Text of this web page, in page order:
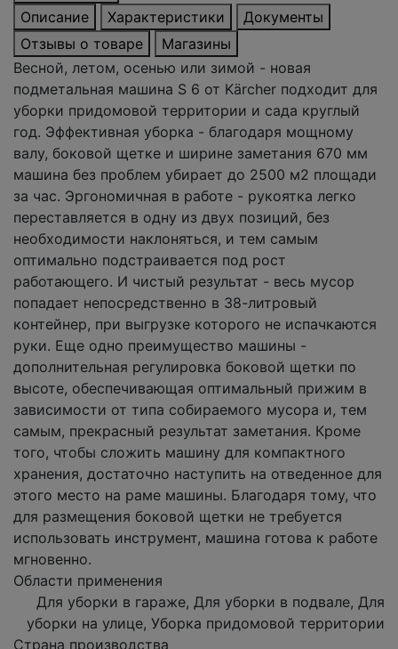
Описание
Характеристики
Документы
Отзывы о товаре
Магазины
Весной, летом, осенью или зимой - новая
подметальная машина S 6 от Kärcher подходит для
уборки придомовой территории и сада круглый
год. Эффективная уборка - благодаря мощному
валу, боковой щетке и ширине заметания 670 мм
машина без проблем убирает до 2500 м2 площади
за час. Эргономичная в работе - рукоятка легко
переставляется в одну из двух позиций, без
необходимости наклоняться, и тем самым
оптимально подстраивается под рост
работающего. И чистый результат - весь мусор
попадает непосредственно в 38-литровый
контейнер, при выгрузке которого не испачкаются
руки. Еще одно преимущество машины -
дополнительная регулировка боковой щетки по
высоте, обеспечивающая оптимальный прижим в
зависимости от типа собираемого мусора и, тем
самым, прекрасный результат заметания. Кроме
того, чтобы сложить машину для компактного
хранения, достаточно наступить на отведенное для
этого место на раме машины. Благодаря тому, что
для размещения боковой щетки не требуется
использовать инструмент, машина готова к работе
мгновенно.
Области применения
Для уборки в гараже, Для уборки в подвале, Для
уборки на улице, Уборка придомовой территории
Страна производства